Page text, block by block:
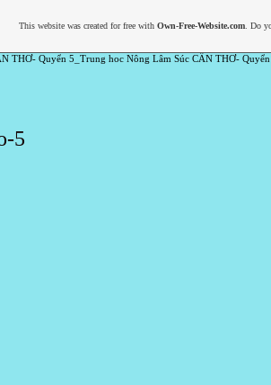
THƠ- Quyển 5_Trung hoc Nông Lâm Súc CẦN THƠ-
5
This website was created for free with Own-Free-Website.com. Do